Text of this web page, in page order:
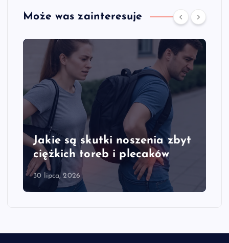
Może was zainteresuje
Jakie są skutki noszenia zbyt
ciężkich toreb i plecaków
30 lipca, 2026